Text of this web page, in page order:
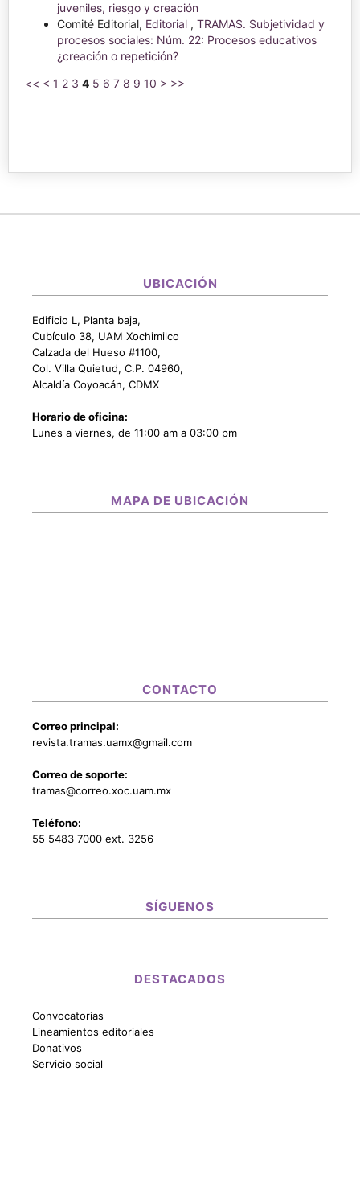
juveniles, riesgo y creación
Comité Editorial, Editorial , TRAMAS. Subjetividad y
procesos sociales: Núm. 22: Procesos educativos
¿creación o repetición?
<< < 1 2 3 4 5 6 7 8 9 10 > >>
UBICACIÓN
Edificio L, Planta baja,
Cubículo 38, UAM Xochimilco
Calzada del Hueso #1100,
Col. Villa Quietud, C.P. 04960,
Alcaldía Coyoacán, CDMX
Horario de oficina:
Lunes a viernes, de 11:00 am a 03:00 pm
MAPA DE UBICACIÓN
CONTACTO
Correo principal:
revista.tramas.uamx@gmail.com
Correo de soporte:
tramas@correo.xoc.uam.mx
Teléfono:
55 5483 7000 ext. 3256
SÍGUENOS
DESTACADOS
Convocatorias
Lineamientos editoriales
Donativos
Servicio social